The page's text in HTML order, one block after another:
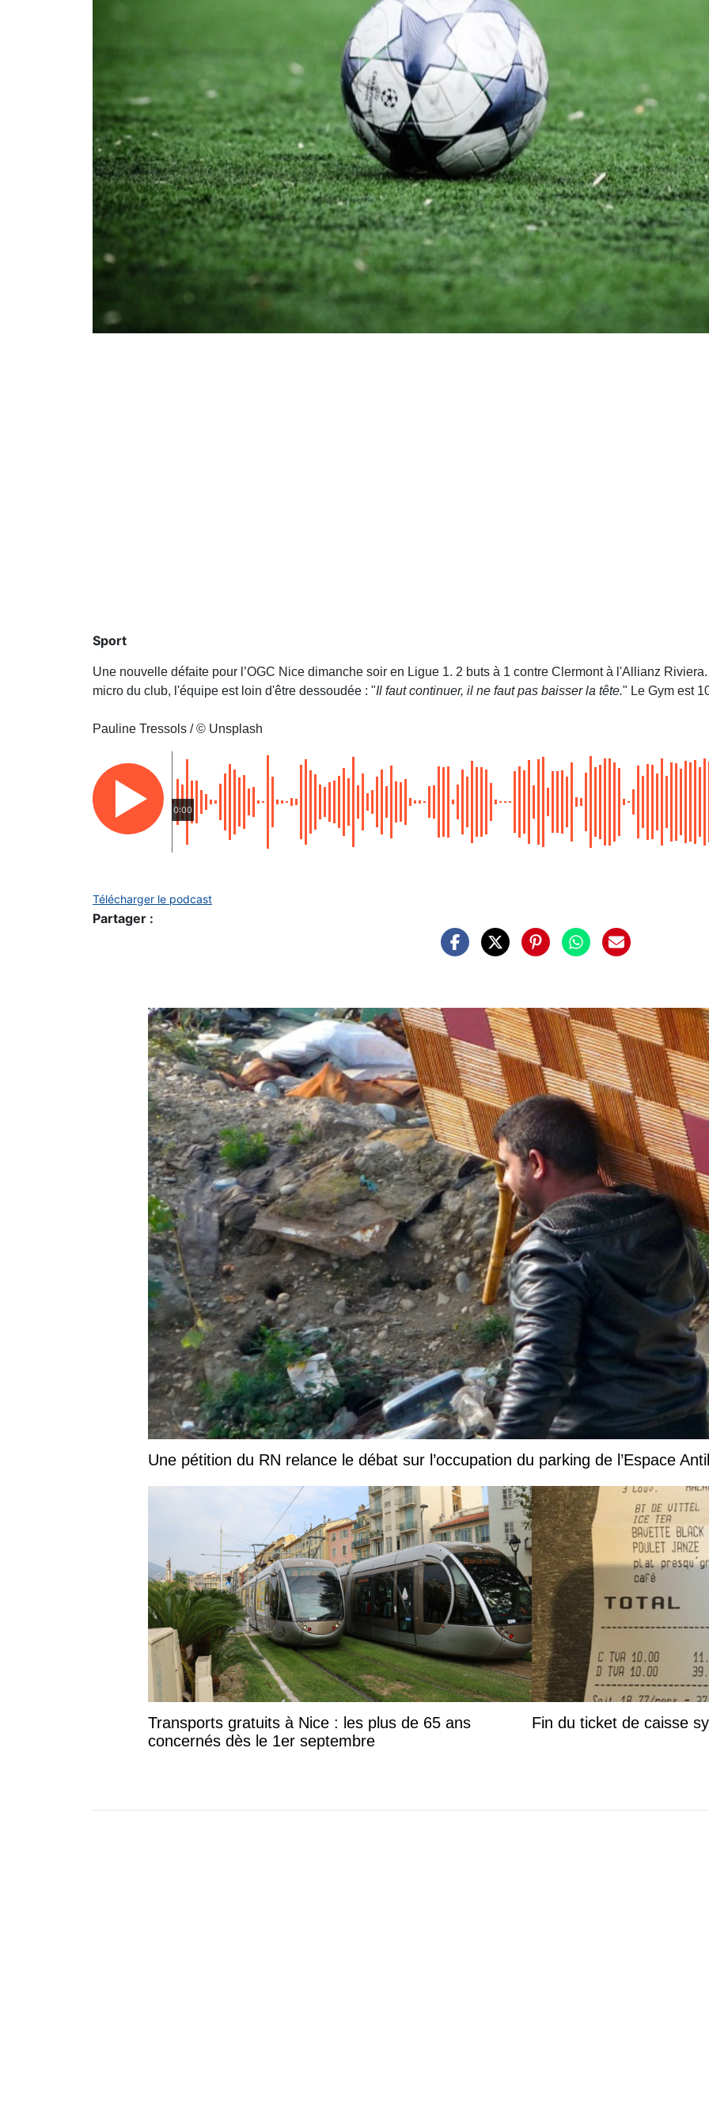
Sport
Une nouvelle défaite pour l’OGC Nice dimanche soir en Ligue 1. 2 buts à 1 contre Clermont à l'Allianz
micro du club, l'équipe est loin d'être dessoudée : "Il faut continuer, il ne faut pas baisser la tête." Le Gym est
Pauline Tressols / © Unsplash
0:00
Télécharger le podcast
Partager :
Une pétition du RN relance le débat sur l’occupation du parking de l’Espace
Transports gratuits à Nice : les plus de 65 ans
concernés dès le 1er septembre
Fin du ticket de caisse